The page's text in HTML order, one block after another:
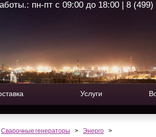
пн-пт с 09:00 до 18:00 | 8 (499)
Услуги
Сварочные генераторы > Энерго
>